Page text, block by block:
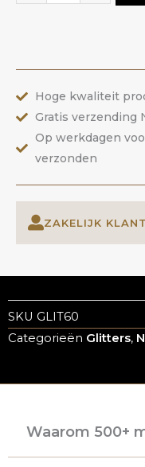
Hoge kwaliteit
Gratis verzending
Op werkdagen
verzonden
ZAKELIJK
SKU GLIT60
Categorieën Glitters,
Waarom 500+